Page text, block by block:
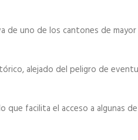
de uno de los cantones de mayor
alejado del peligro de
que facilita el acceso a algunas